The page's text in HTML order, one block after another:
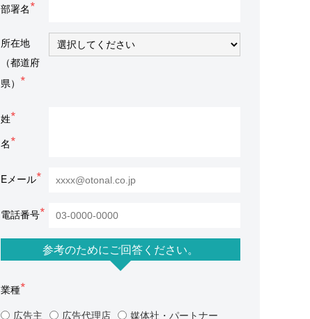
部署名
所在地
（都道府
県）
姓
名
Eメール
電話番号
参考のためにご回答ください。
業種
広告主
広告代理店 媒体社・パートナー